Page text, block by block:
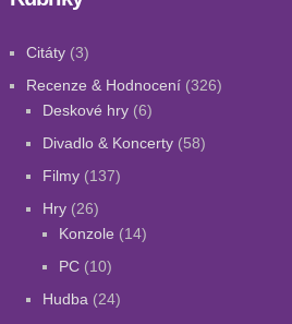
Citáty(3)
Recenze & Hodnocení(326)
Deskové hry(6)
Divadlo & Koncerty(58)
Filmy(137)
Hry(26)
Konzole (14)
PC(10)
Hudba (24)